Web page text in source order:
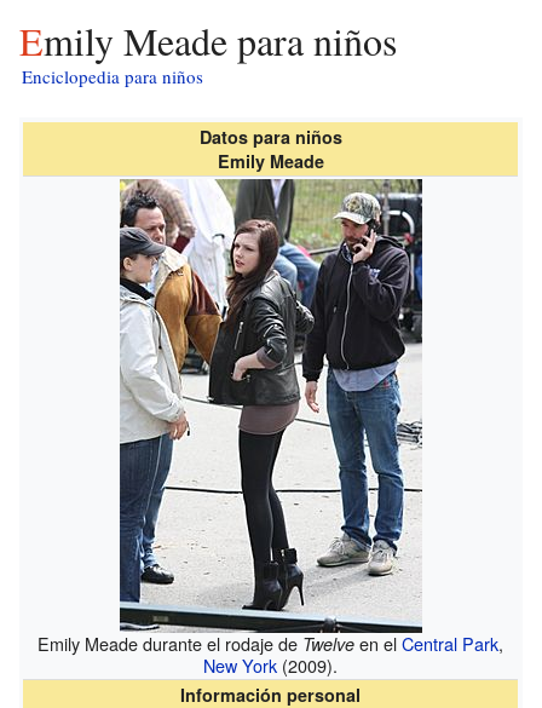
Emily Meade para niños
Enciclopedia para niños
Datos para niños
Emily Meade
Emily Meade durante el rodaje de Twelve en elCentral Park,
New York (2009).
Información personal